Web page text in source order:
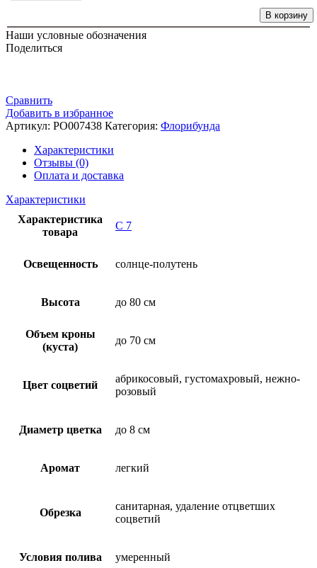
В корзину
Наши условные обозначения
Поделиться
Сравнить
Добавить в избранное
Артикул: РО007438 Категория: Флорибунда
Характеристики
Отзывы (0)
Оплата и доставка
Характеристики
Характеристика
товара
С 7
Освещенность солнце-полутень
Высота до 80 см
Объем кроны
(куста)
до 70 см
Цвет соцветий
абрикосовый, густомахровый, нежно-
розовый
Диаметр цветка до 8 см
Аромат легкий
Обрезка
санитарная, удаление отцветших
соцветий
Условия полива умеренный